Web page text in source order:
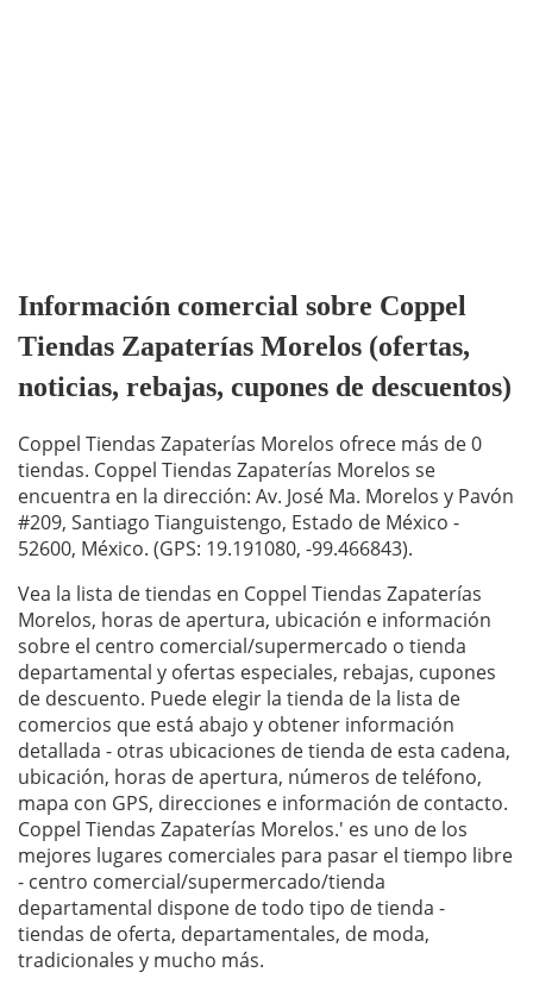
Información comercial sobre Coppel
Tiendas Zapaterías Morelos (ofertas,
noticias, rebajas, cupones de descuentos)
Coppel Tiendas Zapaterías Morelos ofrece más de 0
tiendas. Coppel Tiendas Zapaterías Morelos se
encuentra en la dirección: Av. José Ma. Morelos y Pavón
#209, Santiago Tianguistengo, Estado de México -
52600, México. (GPS: 19.191080, -99.466843).
Vea la lista de tiendas en Coppel Tiendas Zapaterías
Morelos, horas de apertura, ubicación e información
sobre el centro comercial/supermercado o tienda
departamental y ofertas especiales, rebajas, cupones
de descuento. Puede elegir la tienda de la lista de
comercios que está abajo y obtener información
detallada - otras ubicaciones de tienda de esta cadena,
ubicación, horas de apertura, números de teléfono,
mapa con GPS, direcciones e información de contacto.
Coppel Tiendas Zapaterías Morelos.' es uno de los
mejores lugares comerciales para pasar el tiempo libre
- centro comercial/supermercado/tienda
departamental dispone de todo tipo de tienda -
tiendas de oferta, departamentales, de moda,
tradicionales y mucho más.